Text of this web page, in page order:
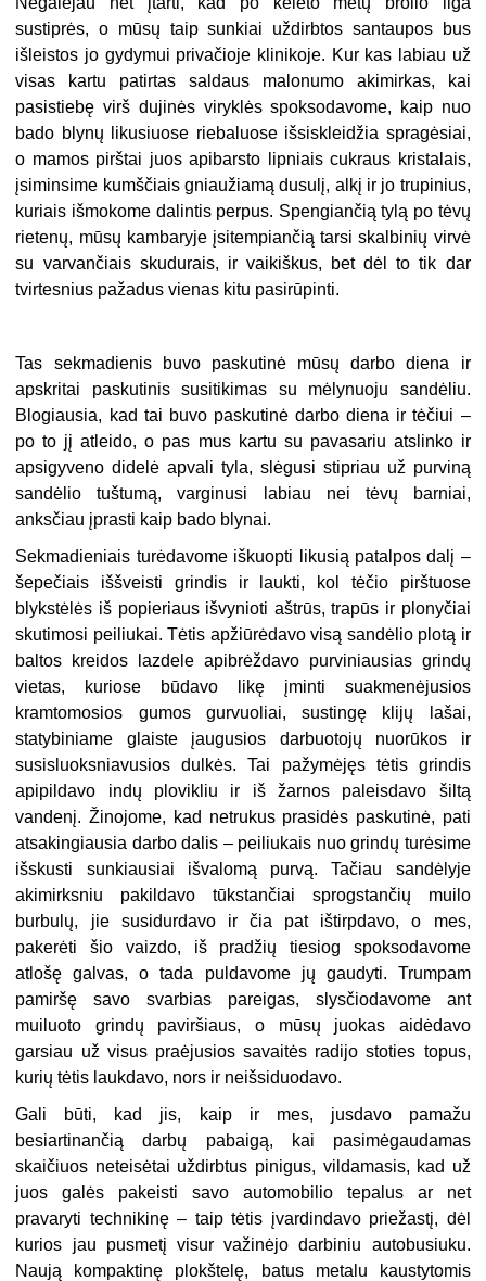
sustiprės, o mūsų taip sunkiai uždirbtos santaupos bus
išleistos jo gydymui privačioje klinikoje. Kur kas labiau už
visas kartu patirtas saldaus malonumo akimirkas, kai
pasistiebę virš dujinės viryklės spoksodavome, kaip nuo
bado blynų likusiuose riebaluose išsiskleidžia spragėsiai,
o mamos pirštai juos apibarsto lipniais cukraus kristalais,
įsiminsime kumščiais gniaužiamą dusulį, alkį ir jo trupinius,
kuriais išmokome dalintis perpus. Spengiančią tylą po tėvų
rietenų, mūsų kambaryje įsitempiančią tarsi skalbinių virvė
su varvančiais skudurais, ir vaikiškus, bet dėl to tik dar
tvirtesnius pažadus vienas kitu pasirūpinti.
Tas sekmadienis buvo paskutinė mūsų darbo diena ir
apskritai paskutinis susitikimas su mėlynuoju sandėliu.
Blogiausia, kad tai buvo paskutinė darbo diena ir tėčiui –
po to jį atleido, o pas mus kartu su pavasariu atslinko ir
apsigyveno didelė apvali tyla, slėgusi stipriau už purviną
sandėlio tuštumą, varginusi labiau nei tėvų barniai,
anksčiau įprasti kaip bado blynai.
Sekmadieniais turėdavome iškuopti likusią patalpos dalį –
šepečiais iššveisti grindis ir laukti, kol tėčio pirštuose
blykstėlės iš popieriaus išvynioti aštrūs, trapūs ir plonyčiai
skutimosi peiliukai. Tėtis apžiūrėdavo visą sandėlio plotą ir
baltos kreidos lazdele apibrėždavo purviniausias grindų
vietas, kuriose būdavo likę įminti suakmenėjusios
kramtomosios gumos gurvuoliai, sustingę klijų lašai,
statybiniame glaiste įaugusios darbuotojų nuorūkos ir
susisluoksniavusios dulkės. Tai pažymėjęs tėtis grindis
apipildavo indų plovikliu ir iš žarnos paleisdavo šiltą
vandenį. Žinojome, kad netrukus prasidės paskutinė, pati
atsakingiausia darbo dalis – peiliukais nuo grindų turėsime
išskusti sunkiausiai išvalomą purvą. Tačiau sandėlyje
akimirksniu pakildavo tūkstančiai sprogstančių muilo
burbulų, jie susidurdavo ir čia pat ištirpdavo, o mes,
pakerėti šio vaizdo, iš pradžių tiesiog spoksodavome
atlošę galvas, o tada puldavome jų gaudyti. Trumpam
pamiršę savo svarbias pareigas, slysčiodavome ant
muiluoto grindų paviršiaus, o mūsų juokas aidėdavo
garsiau už visus praėjusios savaitės radijo stoties topus,
kurių tėtis laukdavo, nors ir neišsiduodavo.
Gali būti, kad jis, kaip ir mes, jusdavo pamažu
besiartinančią darbų pabaigą, kai pasimėgaudamas
skaičiuos neteisėtai uždirbtus pinigus, vildamasis, kad už
juos galės pakeisti savo automobilio tepalus ar net
pravaryti technikinę – taip tėtis įvardindavo priežastį, dėl
kurios jau pusmetį visur važinėjo darbiniu autobusiuku.
Naują kompaktinę plokštelę, batus metalu kaustytomis